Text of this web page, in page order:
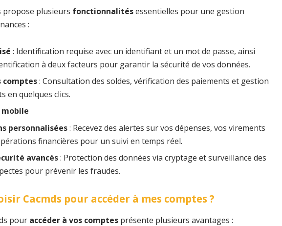
propose plusieurs fonctionnalitésessentielles pour une gestion
:
: Identification requise avec un identifiant et un mot de passe, ainsi
à deux facteurs pour garantir la sécurité de vos données.
comptes: Consultation des soldes, vérification des paiements et gestion
en quelques clics.
personnalisées: Recevez des alertes sur vos dépenses, vos virements
financières pour un suivi en temps réel.
avancés: Protection des données via cryptage et surveillance des
pour prévenir les fraudes.
Cacmds pour accéder à mes comptes ?
pour accéder à vos comptes présente plusieurs avantages :